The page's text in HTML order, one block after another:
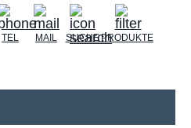
TEL MAIL SUCHEPRODUKTE